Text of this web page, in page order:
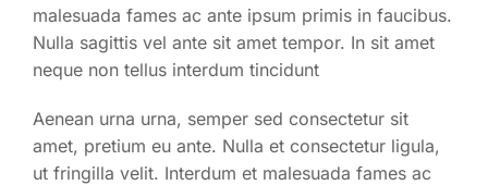
malesuada fames ac ante ipsum primis in faucibus.
Nulla sagittis vel ante sit amet tempor. In sit amet
neque non tellus interdum tincidunt
Aenean urna urna, semper sed consectetur sit
amet, pretium eu ante. Nulla et consectetur ligula,
ut fringilla velit. Interdum et malesuada fames ac